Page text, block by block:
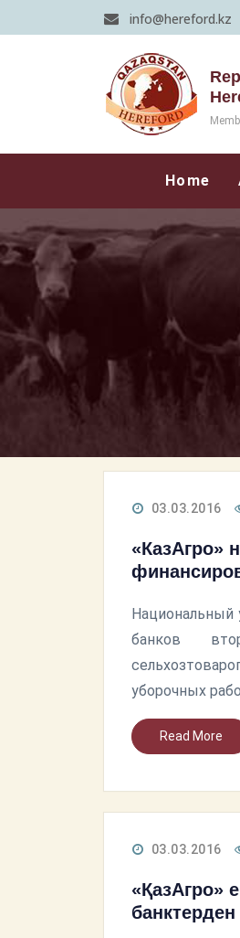
info@hereford.kz
Home
03.03.2016
«КазАгро»
Национальный
банков
уборочных
Read More
03.03.2016
«ҚазАгро»